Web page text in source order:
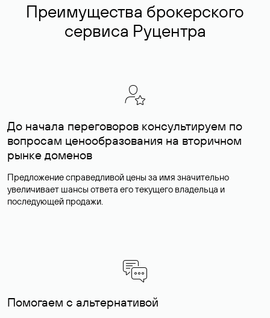
Преимущества брокерского
сервиса Руцентра
До начала переговоров консультируем по
вопросам ценообразования на вторичном
рынке доменов
Предложение справедливой цены за имя значительно
увеличивает шансы ответа его текущего владельца и
последующей продажи.
Помогаем с альтернативой